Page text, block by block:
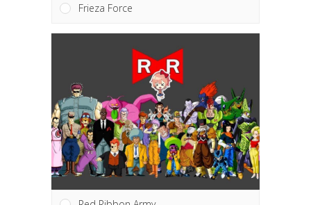
Frieza Force